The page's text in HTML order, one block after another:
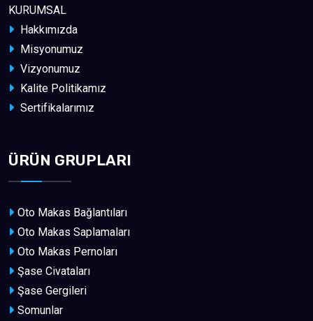
KURUMSAL
Hakkımızda
Misyonumuz
Vizyonumuz
Kalite Politikamız
Sertifikalarımız
ÜRÜN GRUPLARI
Oto Makas Bağlantıları
Oto Makas Saplamaları
Oto Makas Pernoları
Şase Civataları
Şase Gergileri
Somunlar